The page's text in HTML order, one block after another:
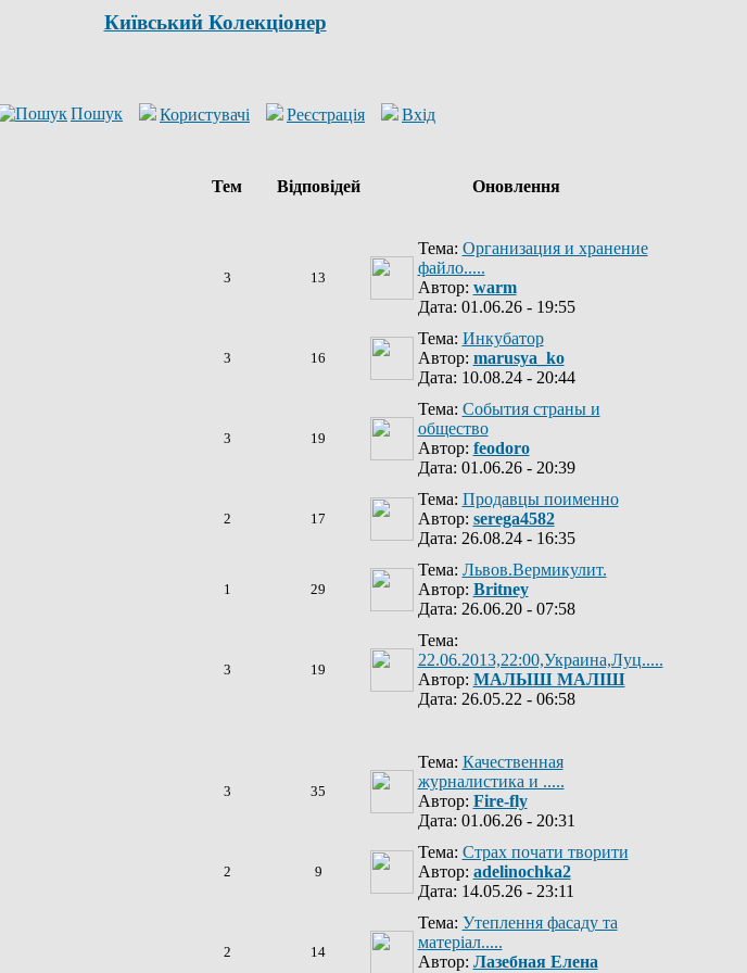
Київський Колекціонер
Пошук Користувачі Реєстрація
Вхід
Тем Відповідей
Оновлення
3 13
Тема: Организация и хранение
файло.....
Автор: warm
Дата: 01.06.26 - 19:55
3 16
Тема: Инкубатор
Автор: marusya_ko
Дата: 10.08.24 - 20:44
3 19
Тема: События страны и
общество
Автор: feodoro
Дата: 01.06.26 - 20:39
2 17
Тема: Продавцы поименно
Автор: serega4582
Дата: 26.08.24 - 16:35
1 29
Тема: Львов.Вермикулит.
Автор: Britney
Дата: 26.06.20 - 07:58
3 19
Тема:
22.06.2013,22:00,Украина,Луц.....
Автор: МАЛЫШ МАЛІШ
Дата: 26.05.22 - 06:58
3 35
Тема: Качественная
журналистика и .....
Автор: Fire-fly
Дата: 01.06.26 - 20:31
2 9
Тема: Страх почати творити
Автор: adelinochka2
Дата: 14.05.26 - 23:11
2 14
Тема: Утеплення фасаду та
матеріал.....
Автор: Лазебная Елена